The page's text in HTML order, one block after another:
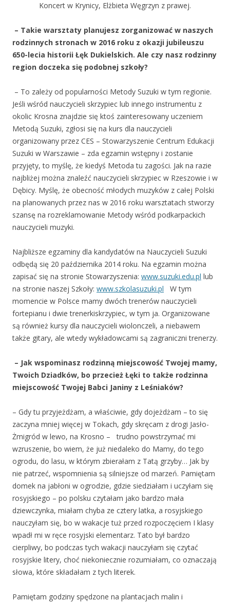
Koncert w Krynicy, Elżbieta Węgrzyn z prawej.
– Takie warsztaty planujesz zorganizować w naszych
rodzinnych stronach w 2016 roku z okazji jubileuszu
650-lecia historii Łęk Dukielskich. Ale czy nasz rodzinny
region doczeka się podobnej szkoły?
– To zależy od popularności Metody Suzuki w tym regionie.
Jeśli wśród nauczycieli skrzypiec lub innego instrumentu z
okolic Krosna znajdzie się ktoś zainteresowany uczeniem
Metodą Suzuki, zgłosi się na kurs dla nauczycieli
organizowany przez CES – Stowarzyszenie Centrum Edukacji
Suzuki w Warszawie – zda egzamin wstępny i zostanie
przyjęty, to myślę, że kiedyś Metoda tu zagości. Jak na razie
najbliżej można znaleźć nauczycieli skrzypiec w Rzeszowie i w
Dębicy. Myślę, że obecność młodych muzyków z całej Polski
na planowanych przez nas w 2016 roku warsztatach stworzy
szansę na rozreklamowanie Metody wśród podkarpackich
nauczycieli muzyki.
Najbliższe egzaminy dla kandydatów na Nauczycieli Suzuki
odbędą się 20 października 2014 roku. Na egzamin można
zapisać się na stronie Stowarzyszenia: www.suzuki.edu.pl lub
na stronie naszej Szkoły: www.szkolasuzuki.pl W tym
momencie w Polsce mamy dwóch trenerów nauczycieli
fortepianu i dwie trenerkiskrzypiec, w tym ja. Organizowane
są również kursy dla nauczycieli wiolonczeli, a niebawem
także gitary, ale wtedy wykładowcami są zagraniczni trenerzy.
– Jak wspominasz rodzinną miejscowość Twojej mamy,
Twoich Dziadków, bo przecież Łęki to także rodzinna
miejscowość Twojej Babci Janiny z Leśniaków?
– Gdy tu przyjeżdżam, a właściwie, gdy dojeżdżam – to się
zaczyna mniej więcej w Tokach, gdy skręcam z drogi Jasło-
Żmigród w lewo, na Krosno – trudno powstrzymać mi
wzruszenie, bo wiem, że już niedaleko do Mamy, do tego
ogrodu, do lasu, w którym zbierałam z Tatą grzyby… Jak by
nie patrzeć, wspomnienia są silniejsze od marzeń. Pamiętam
domek na jabłoni w ogrodzie, gdzie siedziałam i uczyłam się
rosyjskiego – po polsku czytałam jako bardzo mała
dziewczynka, miałam chyba ze cztery latka, a rosyjskiego
nauczyłam się, bo w wakacje tuż przed rozpoczęciem I klasy
wpadł mi w ręce rosyjski elementarz. Tato był bardzo
cierpliwy, bo podczas tych wakacji nauczyłam się czytać
rosyjskie litery, choć niekoniecznie rozumiałam, co oznaczają
słowa, które składałam z tych literek.
Pamiętam godziny spędzone na plantacjach malin i